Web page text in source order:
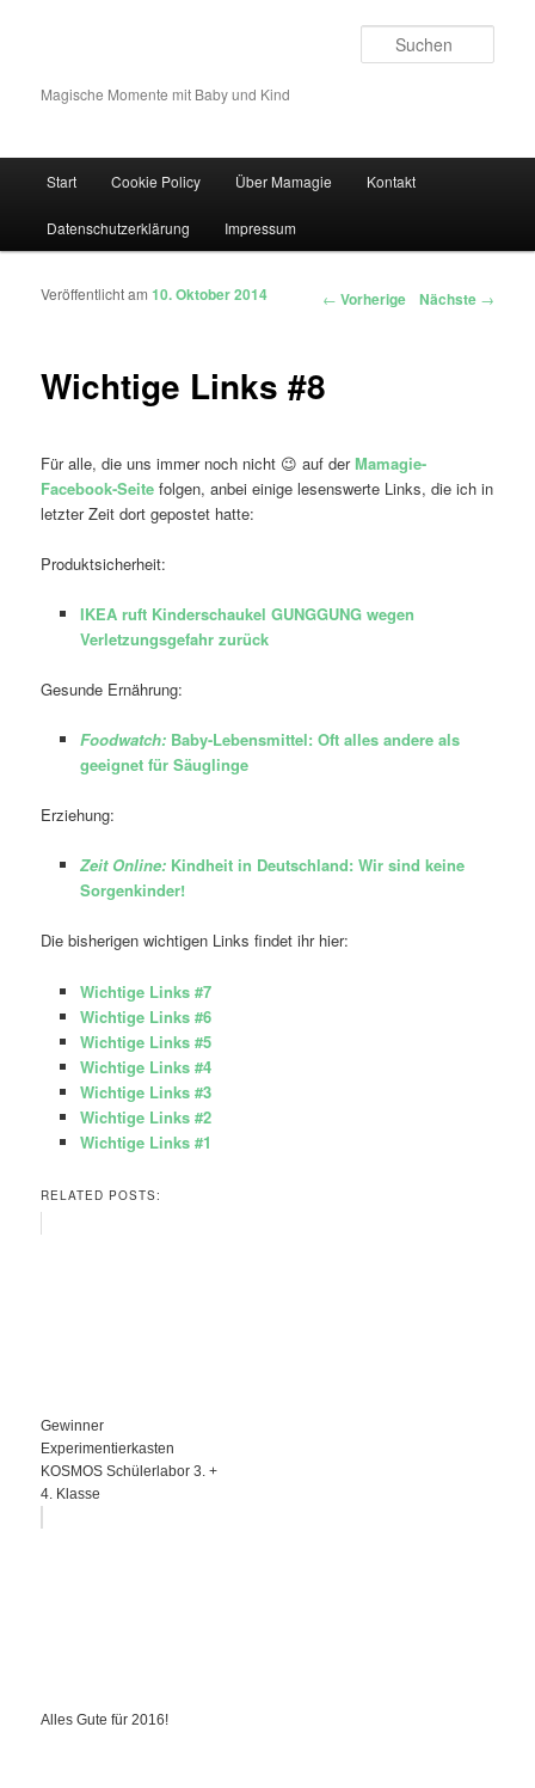
Magische Momente mit Baby und Kind
Zum Inhalt wechseln
Zum sekundären Inhalt wechseln
Start Cookie Policy Über Mamagie Kontakt
Datenschutzerklärung Impressum
Artikelnavigation ← Vorherige Nächste →
Wichtige Links #8
Veröffentlicht am10. Oktober 2014
Für alle, die uns immer noch nicht 😉 auf der Mamagie-
Facebook-Seite folgen, anbei einige lesenswerte Links, die ich in
letzter Zeit dort gepostet hatte:
Produktsicherheit:
IKEA ruft Kinderschaukel GUNGGUNG wegen
Verletzungsgefahr zurück
Gesunde Ernährung:
Foodwatch:Baby-Lebensmittel: Oft alles andere als
geeignet für Säuglinge
Erziehung:
Zeit Online:Kindheit in Deutschland: Wir sind keine
Sorgenkinder!
Die bisherigen wichtigen Links findet ihr hier:
Wichtige Links #7
Wichtige Links #6
Wichtige Links #5
Wichtige Links #4
Wichtige Links #3
Wichtige Links #2
Wichtige Links #1
RELATED POSTS:
Gewinner
Experimentierkasten
KOSMOS Schülerlabor 3. +
4. Klasse
Alles Gute für 2016!